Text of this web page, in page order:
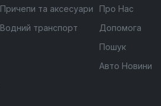
Причепи та аксесуари
Водний транспорт
Про Нас
Допомога
Пошук
Авто Новини